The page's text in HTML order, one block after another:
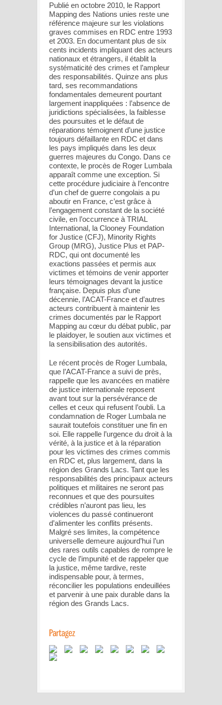
Publié en octobre 2010, le Rapport
Mapping des Nations unies reste une
référence majeure sur les violations
graves commises en RDC entre 1993
et 2003. En documentant plus de six
cents incidents impliquant des acteurs
nationaux et étrangers, il établit la
systématicité des crimes et l’ampleur
des responsabilités. Quinze ans plus
tard, ses recommandations
fondamentales demeurent pourtant
largement inappliquées : l’absence de
juridictions spécialisées, la faiblesse
des poursuites et le défaut de
réparations témoignent d’une justice
toujours défaillante en RDC et dans
les pays impliqués dans les deux
guerres majeures du Congo. Dans ce
contexte, le procès de Roger Lumbala
apparaît comme une exception. Si
cette procédure judiciaire à l’encontre
d’un chef de guerre congolais a pu
aboutir en France, c’est grâce à
l’engagement constant de la société
civile, en l’occurrence à TRIAL
International, la Clooney Foundation
for Justice (CFJ), Minority Rights
Group (MRG), Justice Plus et PAP-
RDC, qui ont documenté les
exactions passées et permis aux
victimes et témoins de venir apporter
leurs témoignages devant la justice
française. Depuis plus d’une
décennie, l’ACAT-France et d’autres
acteurs contribuent à maintenir les
crimes documentés par le Rapport
Mapping au cœur du débat public, par
le plaidoyer, le soutien aux victimes et
la sensibilisation des autorités.
Le récent procès de Roger Lumbala,
que l’ACAT-France a suivi de près,
rappelle que les avancées en matière
de justice internationale reposent
avant tout sur la persévérance de
celles et ceux qui refusent l’oubli. La
condamnation de Roger Lumbala ne
saurait toutefois constituer une fin en
soi. Elle rappelle l’urgence du droit à la
vérité, à la justice et à la réparation
pour les victimes des crimes commis
en RDC et, plus largement, dans la
région des Grands Lacs. Tant que les
responsabilités des principaux acteurs
politiques et militaires ne seront pas
reconnues et que des poursuites
crédibles n’auront pas lieu, les
violences du passé continueront
d’alimenter les conflits présents.
Malgré ses limites, la compétence
universelle demeure aujourd’hui l’un
des rares outils capables de rompre le
cycle de l’impunité et de rappeler que
la justice, même tardive, reste
indispensable pour, à termes,
réconcilier les populations endeuillées
et parvenir à une paix durable dans la
région des Grands Lacs.